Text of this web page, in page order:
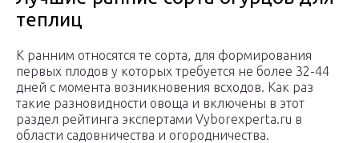
теплиц
К ранним относятся те сорта, для формирования
первых плодов у которых требуется не более 32-44
дней с момента возникновения всходов. Как раз
такие разновидности овоща и включены в этот
раздел рейтинга экспертами Vyborexperta.ru в
области садовничества и огородничества.